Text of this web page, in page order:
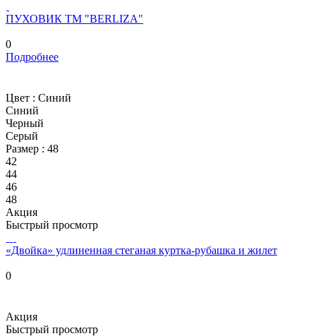
ПУХОВИК ТМ "BERLIZA"
0
Подробнее
Цвет : Синий
Синий
Черный
Серый
Размер : 48
42
44
46
48
Акция
Быстрый просмотр
«Двойка» удлиненная стеганая куртка-рубашка и жилет
0
Акция
Быстрый просмотр